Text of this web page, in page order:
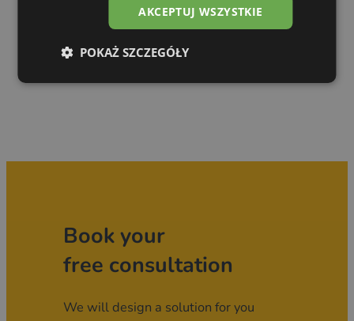
Book your
free consultation
We will design a solution for you
AKCEPTUJ WSZYSTKIE
POKAŻ SZCZEGÓŁY